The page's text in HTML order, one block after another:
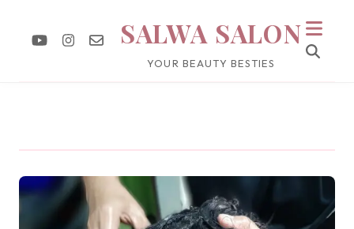
SALWA SALON
YOUR BEAUTY BESTIES